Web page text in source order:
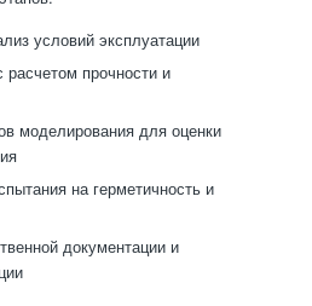
условий эксплуатации
прочности и
моделирования для оценки
на герметичность и
документации и